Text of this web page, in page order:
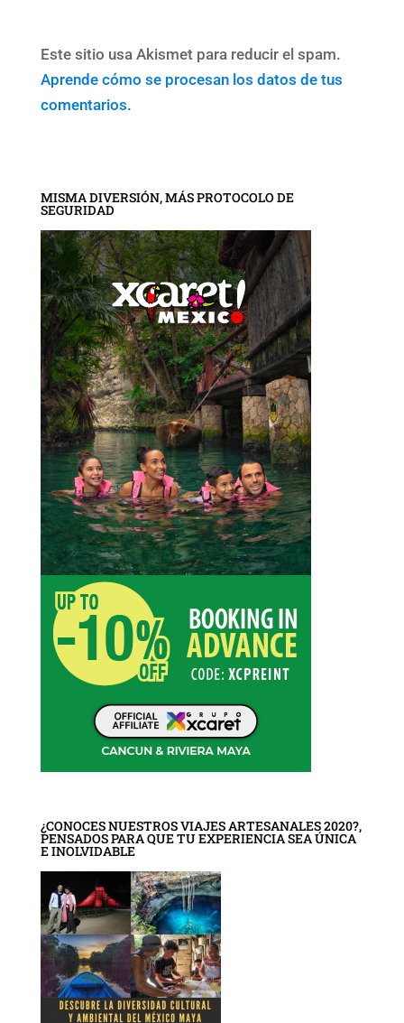
Este sitio usa Akismet para reducir el spam.
Aprende cómo se procesan los datos de tus
comentarios.
MISMA DIVERSIÓN, MÁS PROTOCOLO DE
SEGURIDAD
¿CONOCES NUESTROS VIAJES ARTESANALES 2020?,
PENSADOS PARA QUE TU EXPERIENCIA SEA ÚNICA
E INOLVIDABLE